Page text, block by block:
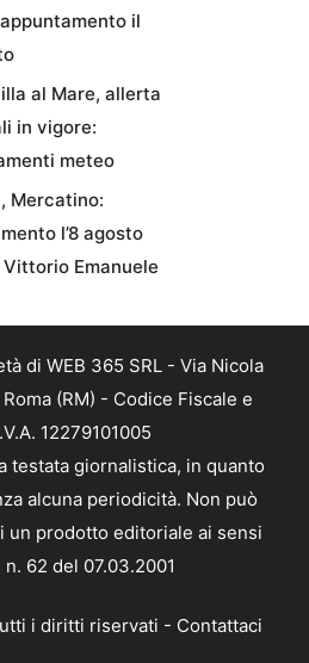
il
al Mare, allerta
in vigore:
meteo
Mercatino:
l’8 agosto
Emanuele
di WEB 365 SRL - Via Nicola
(RM) - Codice Fiscale e
12279101005
testata giornalistica, in quanto
alcuna periodicità. Non può
un prodotto editoriale ai sensi
62 del 07.03.2001
i diritti riservati - Contattaci